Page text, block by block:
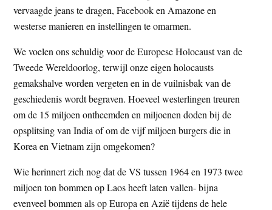
vervaagde jeans te dragen, Facebook en Amazone en
westerse manieren en instellingen te omarmen.
We voelen ons schuldig voor de Europese Holocaust van de
Tweede Wereldoorlog, terwijl onze eigen holocausts
gemakshalve worden vergeten en in de vuilnisbak van de
geschiedenis wordt begraven. Hoeveel westerlingen treuren
om de 15 miljoen ontheemden en miljoenen doden bij de
opsplitsing van India of om de vijf miljoen burgers die in
Korea en Vietnam zijn omgekomen?
Wie herinnert zich nog dat de VS tussen 1964 en 1973 twee
miljoen ton bommen op Laos heeft laten vallen- bijna
evenveel bommen als op Europa en Azië tijdens de hele